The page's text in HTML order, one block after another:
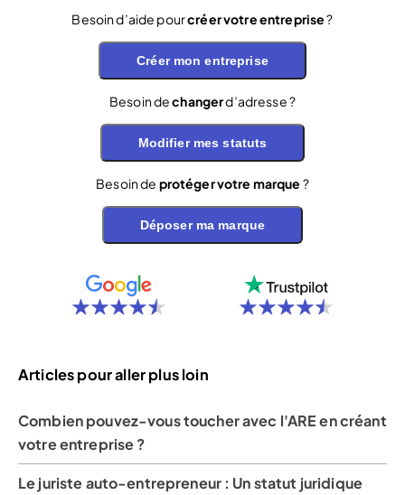
Besoin d’aide pourcréer votre entreprise?
Créer mon entreprise
Besoin dechangerd’adresse ?
Modifier mes statuts
Besoin de protéger votre marque ?
Déposer ma marque
Articles pour aller plus loin
Combien pouvez-vous toucher avec l'ARE en créant
votre entreprise ?
Le juriste auto-entrepreneur : Un statut juridique